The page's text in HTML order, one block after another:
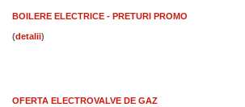
BOILERE ELECTRICE - PRETURI PROMO
( )
OFERTA ELECTROVALVE DE GAZ